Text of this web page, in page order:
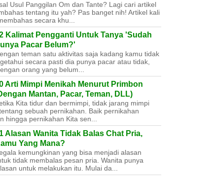
Usul Panggilan Om dan Tante? Lagi cari artikel
tentang itu yah? Pas banget nih! Artikel kali
secara khu...
Kalimat Pengganti Untuk Tanya 'Sudah
Pacar Belum?'
teman satu aktivitas saja kadang kamu tidak
secara pasti dia punya pacar atau tidak,
orang yang belum...
Arti Mimpi Menikah Menurut Primbon
Mantan, Pacar, Teman, DLL)
Kita tidur dan bermimpi, tidak jarang mimpi
sebuah pernikahan. Baik pernikahan
hingga pernikahan Kita sen...
Alasan Wanita Tidak Balas Chat Pria,
Yang Mana?
kemungkinan yang bisa menjadi alasan
tidak membalas pesan pria. Wanita punya
untuk melakukan itu. Mulai da...